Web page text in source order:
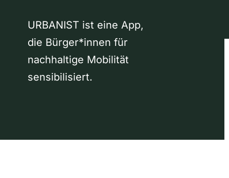
URBANIST ist eine App,
die Bürger*innen für
nachhaltige Mobilität
sensibilisiert.